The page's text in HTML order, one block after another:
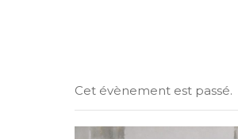
Cet évènement est passé.